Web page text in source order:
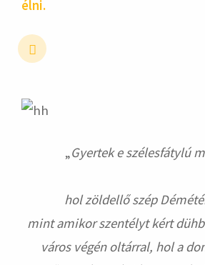
élni.
„Gyertek e szélesfátylú
hol zöldellő szép
mint amikor szentélyt kért
város végén oltárral, hol a